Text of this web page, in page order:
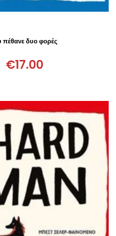
δυο φορές
was:
€18.80.
€17.00
τιμή
είναι:
€17.00.